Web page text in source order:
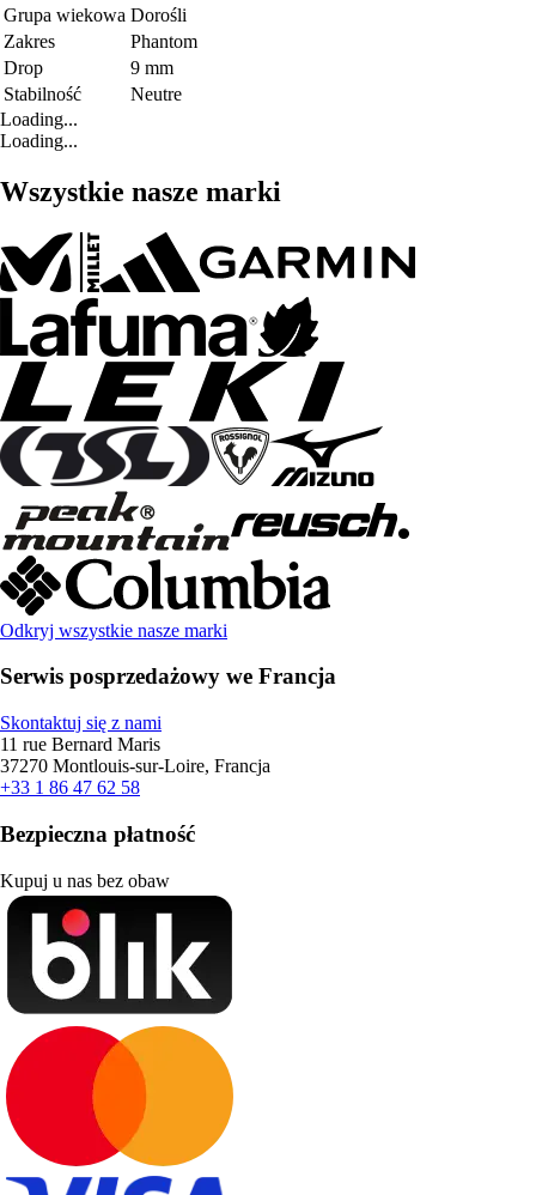
Grupa wiekowa Dorośli
Zakres
Phantom
Drop
9 mm
Stabilność
Neutre
Loading...
Loading...
Wszystkie nasze marki
Odkryj wszystkie nasze marki
Serwis posprzedażowy we Francja
Skontaktuj się z nami
11 rue Bernard Maris
37270 Montlouis-sur-Loire, Francja
+33 1 86 47 62 58
Bezpieczna płatność
Kupuj u nas bez obaw